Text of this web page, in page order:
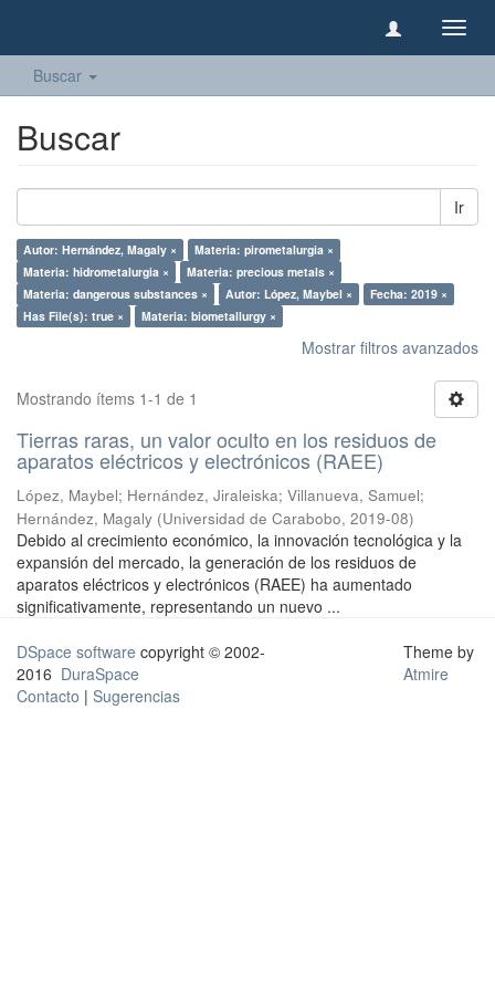
Buscar
Buscar
Ir
Autor: Hernández, Magaly ×
Materia: pirometalurgia ×
Materia: hidrometalurgia ×
Materia: precious metals ×
Materia: dangerous substances ×
Autor: López, Maybel ×
Fecha: 2019 ×
Has File(s): true ×
Materia: biometallurgy ×
Mostrar filtros avanzados
Mostrando ítems 1-1 de 1
Tierras raras, un valor oculto en los residuos de
aparatos eléctricos y electrónicos (RAEE)
López, Maybel; Hernández, Jiraleiska; Villanueva, Samuel;
Hernández, Magaly (Universidad de Carabobo, 2019-08)
Debido al crecimiento económico, la innovación tecnológica y la
expansión del mercado, la generación de los residuos de
aparatos eléctricos y electrónicos (RAEE) ha aumentado
significativamente, representando un nuevo ...
DSpace software copyright © 2002-
2016 DuraSpace
Contacto | Sugerencias
Theme by
Atmire